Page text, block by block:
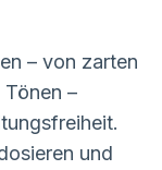
– von zarten
–
und